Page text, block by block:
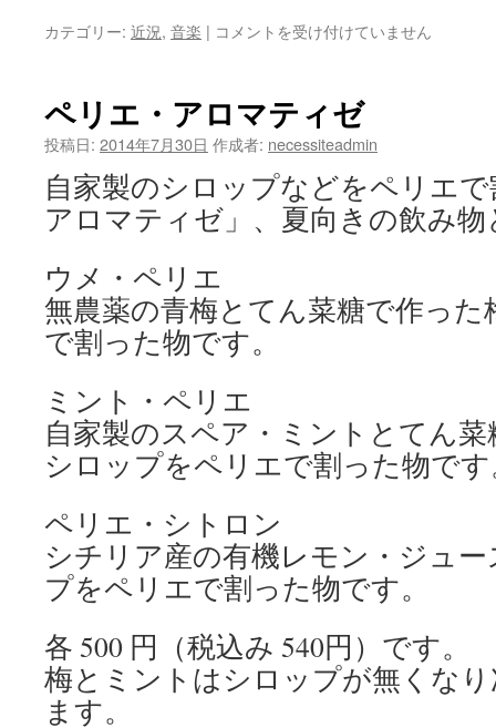
カテゴリー: 近況, 音楽 | ８
コメントを受け付けていません
ペリエ・アロマティゼ
投稿日: 2014年7月30日 作成者: necessiteadmin
自家製のシロップなどをペリエ
アロマティゼ」、夏向きの飲み
ウメ・ペリエ
無農薬の青梅とてん菜糖で作っ
で割った物です。
ミント・ペリエ
自家製のスペア・ミントとてん
シロップをペリエで割った物で
ペリエ・シトロン
シチリア産の有機レモン・ジュ
プをペリエで割った物です。
各 500 円（税込み 540円）です。
梅とミントはシロップが無くな
ます。